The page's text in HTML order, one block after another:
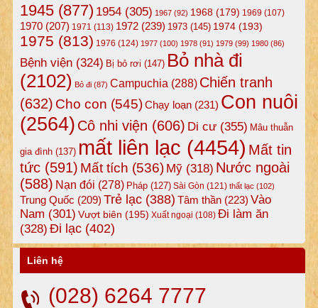
1945(877) 1954(305) 1967(92) 1968(179) 1969 (107)
1970(207) 1971 (113) 1972(239) 1973(145) 1974(193)
1975 (813) 1976 (124) 1977(100) 1978(91) 1979(99) 1980(86)
Bệnh viện(324) Bị bỏ rơi (147) Bỏ nhà đi
(2102) Bỏ đi(87) Campuchia (288) Chiến tranh
(632) Cho con (545)Chạy loạn(231) Con nuôi
(2564) Cô nhi viện (606) Di cư(355) Mâu thuẫn
gia đình(137) mất liên lạc (4454) Mất tin
tức(591) Mất tích (536) Mỹ(318) Nước ngoài
(588) Nạn đói (278) Pháp(127) Sài Gòn (121) thất lạc (102)
Trung Quốc (209) Trẻ lạc(388) Tâm thần(223) Vào
Nam (301) Vượt biên (195) Xuất ngoại (108) Đi làm ăn
(328) Đi lạc(402)
Liên hệ
(028) 6264 7777